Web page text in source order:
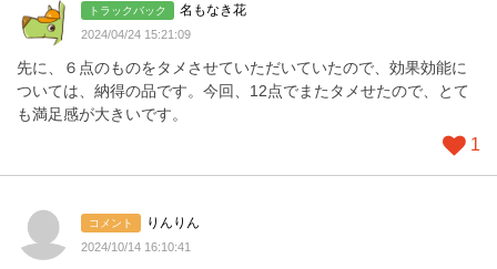
トラックバック 名もなき花
2024/04/24 15:21:09
先に、６点のものをタメさせていただいていたので、効果効能に
ついては、納得の品です。今回、12点でまたタメせたので、とて
も満足感が大きいです。
1
コメント りんりん
2024/10/14 16:10:41